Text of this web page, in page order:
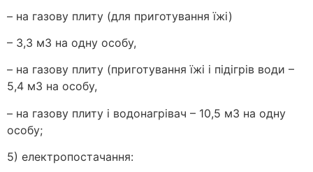
– на газову плиту (для приготування їжі)
– 3,3 м3 на одну особу,
– на газову плиту (приготування їжі і підігрів води –
5,4 м3 на особу,
– на газову плиту і водонагрівач – 10,5 м3 на одну
особу;
5) електропостачання: